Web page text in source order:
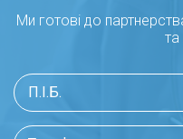
Ми готові до
та